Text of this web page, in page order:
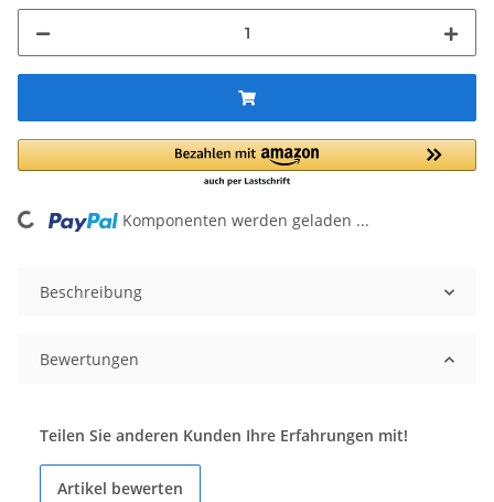
Loading... Komponenten werden geladen ...
Beschreibung
Bewertungen
Teilen Sie anderen Kunden Ihre Erfahrungen mit!
Artikel bewerten